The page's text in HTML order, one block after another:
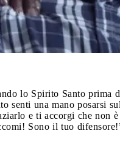
lo Spirito Santo prima
senti una mano posarsi
e ti accorgi che non
Sono il tuo